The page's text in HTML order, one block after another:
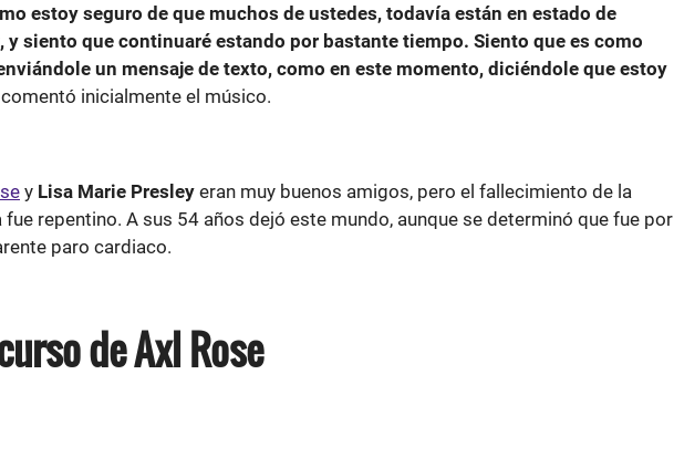
estoy seguro de que muchos de ustedes, todavía están en estado de
y siento que continuaré estando por bastante tiempo. Siento que es como
un mensaje de texto, como en este momento, diciéndole que estoy
comentó inicialmente el músico.
y Lisa Marie Presley eran muy buenos amigos, pero el fallecimiento de la
fue repentino. A sus 54 años dejó este mundo, aunque se determinó que fue por
paro cardiaco.
de Axl Rose